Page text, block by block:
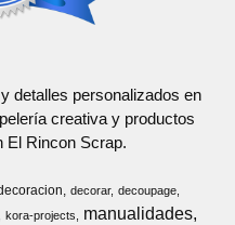
detalles personalizados en
creativa y productos
El Rincon Scrap.
decorar
decoupage
kora-projects manualidades